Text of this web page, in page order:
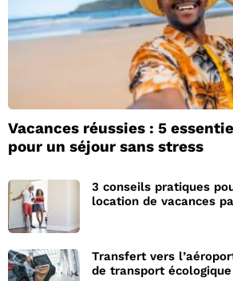
Vacances réussies : 5
pour un séjour sans stress
3 conseils pratiques
location de vacances
Transfert vers
de transport